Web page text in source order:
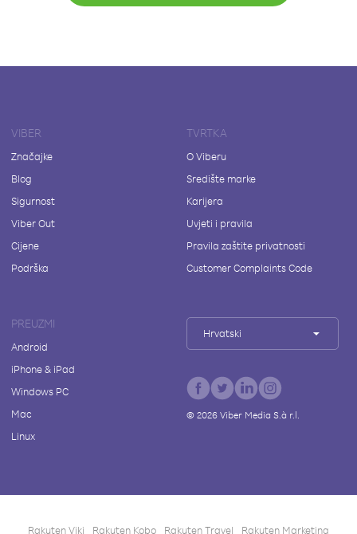
VIBER
Značajke
Blog
Sigurnost
Viber Out
Cijene
Podrška
TVRTKA
O Viberu
Središte marke
Karijera
Uvjeti i pravila
Pravila zaštite privatnosti
Customer Complaints Code
PREUZMI
Android
iPhone & iPad
Windows PC
Mac
Linux
Hrvatski
© 2026Viber Media S.à r.l.
Rakuten Viki Rakuten Kobo Rakuten Travel Rakuten Marketing